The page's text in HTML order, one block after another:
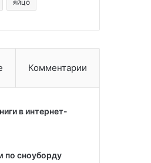
яйцо
Комментарии
в интернет-
по сноуборду